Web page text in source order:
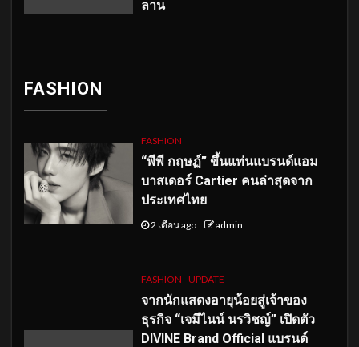
ลาน
FASHION
FASHION
“พีพี กฤษฏ์” ขึ้นแท่นแบรนด์แอม
บาสเดอร์ Cartier คนล่าสุดจาก
ประเทศไทย
2 เดือน ago admin
FASHION UPDATE
จากนักแสดงอายุน้อยสู่เจ้าของ
ธุรกิจ “เจมีไนน์ นรวิชญ์” เปิดตัว
DIVINE Brand Official แบรนด์